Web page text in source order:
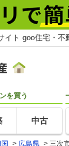
イト goo住宅・不
を買う
中古
> 広島県 > 三次